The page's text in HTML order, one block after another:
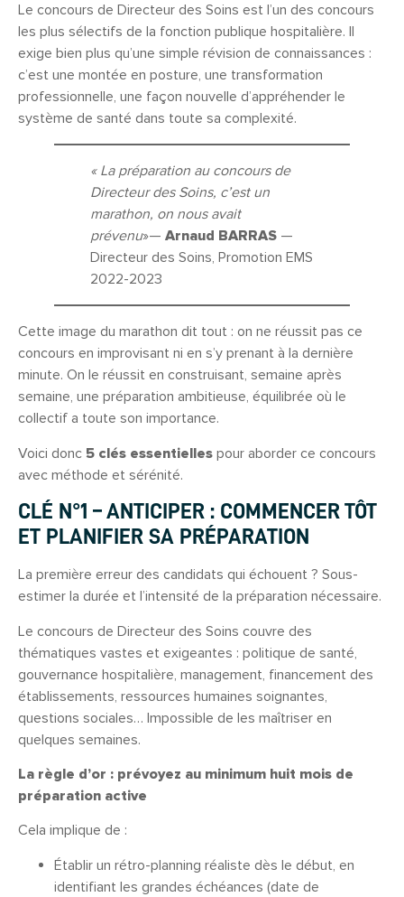
Le concours de Directeur des Soins est l’un des concours
les plus sélectifs de la fonction publique hospitalière. Il
exige bien plus qu’une simple révision de connaissances :
c’est une montée en posture, une transformation
professionnelle, une façon nouvelle d’appréhender le
système de santé dans toute sa complexité.
« La préparation au concours de
Directeur des Soins, c’est un
marathon, on nous avait
prévenu»— Arnaud BARRAS —
Directeur des Soins, Promotion EMS
2022-2023
Cette image du marathon dit tout : on ne réussit pas ce
concours en improvisant ni en s’y prenant à la dernière
minute. On le réussit en construisant, semaine après
semaine, une préparation ambitieuse, équilibrée où le
collectif a toute son importance.
Voici donc 5 clés essentielles pour aborder ce concours
avec méthode et sérénité.
CLÉ N°1 – ANTICIPER : COMMENCER TÔT
ET PLANIFIER SA PRÉPARATION
La première erreur des candidats qui échouent ? Sous-
estimer la durée et l’intensité de la préparation nécessaire.
Le concours de Directeur des Soins couvre des
thématiques vastes et exigeantes : politique de santé,
gouvernance hospitalière, management, financement des
établissements, ressources humaines soignantes,
questions sociales… Impossible de les maîtriser en
quelques semaines.
La règle d’or : prévoyez au minimum huit mois de
préparation active
Cela implique de :
Établir un rétro-planning réaliste dès le début, en
identifiant les grandes échéances (date de